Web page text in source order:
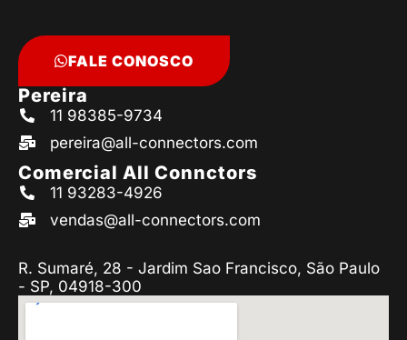
FALE CONOSCO
Pereira
11 98385-9734
pereira@all-connectors.com
Comercial All Connctors
11 93283-4926
vendas@all-connectors.com
R. Sumaré, 28 - Jardim Sao Francisco, São Paulo
- SP, 04918-300